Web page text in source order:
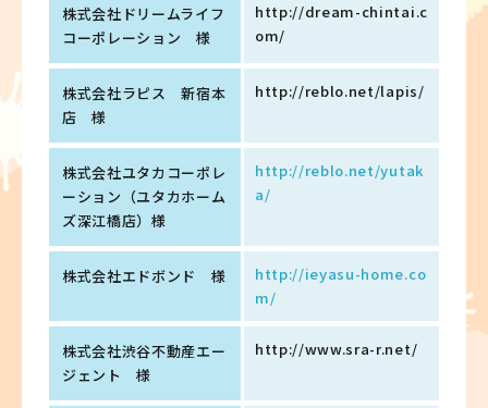
株式会社ドリームライフ
コーポレーション 様
http://dream-chintai.c
om/
株式会社ラピス 新宿本
店 様
http://reblo.net/lapis/
株式会社ユタカコーポレ
ーション（ユタカホーム
ズ深江橋店）様
http://reblo.net/yutak
a/
株式会社エドボンド 様
http://ieyasu-home.co
m/
株式会社渋谷不動産エー
ジェント 様
http://www.sra-r.net/